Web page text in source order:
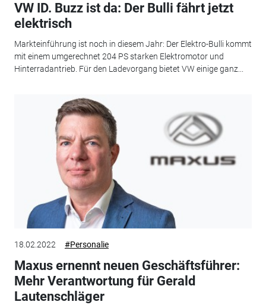
VW ID. Buzz ist da: Der Bulli fährt jetzt
elektrisch
Markteinführung ist noch in diesem Jahr: Der Elektro-Bulli kommt
mit einem umgerechnet 204 PS starken Elektromotor und
Hinterradantrieb. Für den Ladevorgang bietet VW einige ganz...
18.02.2022 #Personalie
Maxus ernennt neuen Geschäftsführer:
Mehr Verantwortung für Gerald
Lautenschläger